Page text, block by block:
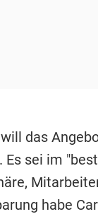
das
sei im
habe